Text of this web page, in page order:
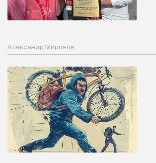
Александр Миронов